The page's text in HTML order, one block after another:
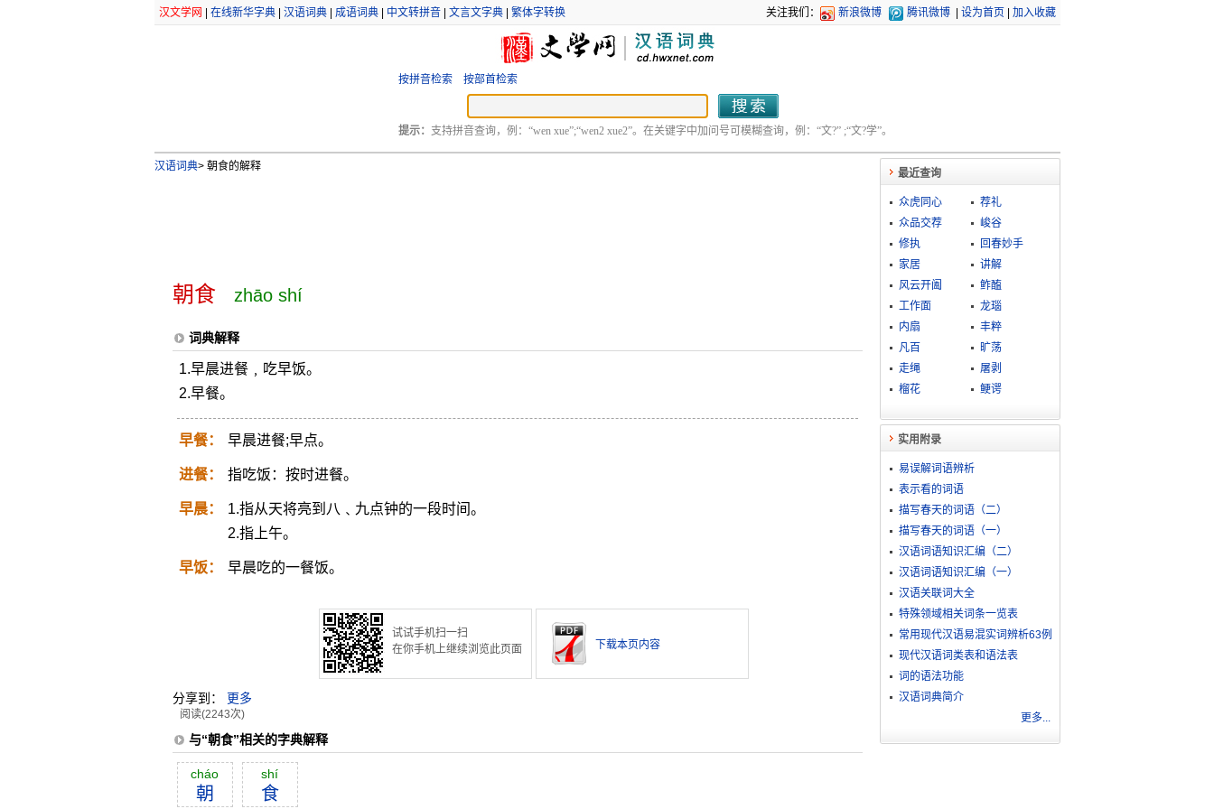
汉文学网 在线新华字典| 汉语词典| 成语词典| 中文转拼音| 文言文字典| 繁体字转换 关注我们： 新浪微博 腾讯微博 设为首页 加入收藏
按拼音检索 按部首检索
提示： 支持拼音查询，例：“wen xue”;“wen2 xue2”。在关键字中加问号可模糊查询，例：“文?” ;“文?学”。
汉语词典>朝食的解释
朝食 zhāo shí
词典解释
1.早晨进餐﹐吃早饭。
2.早餐。
早餐： 早晨进餐;早点。
进餐： 指吃饭：按时进餐。
早晨：
1.指从天将亮到八﹑九点钟的一段时间。
2.指上午。
早饭： 早晨吃的一餐饭。
试试手机扫一扫
在你手机上继续浏览此页面
下载本页内容
分享到： 更多
阅读(2243次)
与“朝食”相关的字典解释
cháo
朝
shí
食
最近查询
众虎同心
荐礼
众品交荐
峻谷
修执
回春妙手
家居
讲解
风云开阖
鲊醢
工作面
龙瑙
内扇
丰粹
凡百
旷荡
走绳
屠剥
榴花
鲠谔
实用附录
易误解词语辨析
表示看的词语
描写春天的词语（二）
描写春天的词语（一）
汉语词语知识汇编（二）
汉语词语知识汇编（一）
汉语关联词大全
特殊领域相关词条一览表
常用现代汉语易混实词辨析63例
现代汉语词类表和语法表
词的语法功能
汉语词典简介
更多...